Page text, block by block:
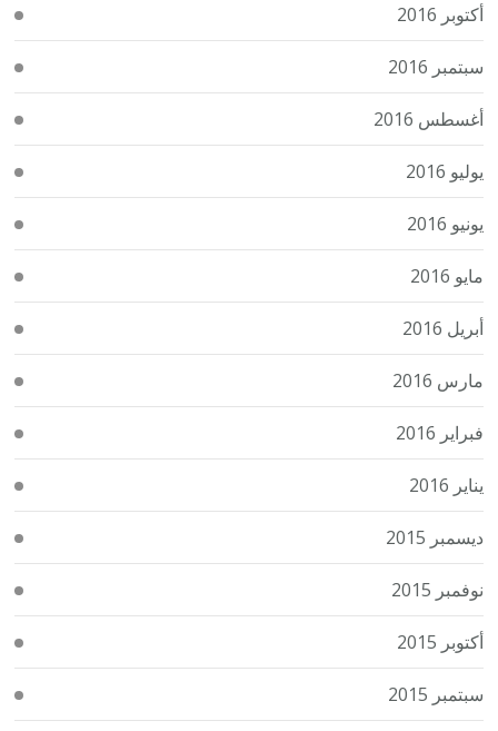
أكتوبر 2016
سبتمبر 2016
أغسطس 2016
يوليو 2016
يونيو 2016
مايو 2016
أبريل 2016
مارس 2016
فبراير 2016
يناير 2016
ديسمبر 2015
نوفمبر 2015
أكتوبر 2015
سبتمبر 2015